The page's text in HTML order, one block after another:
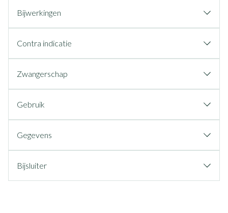
Bijwerkingen
Contra indicatie
Zwangerschap
Gebruik
Gegevens
Bijsluiter